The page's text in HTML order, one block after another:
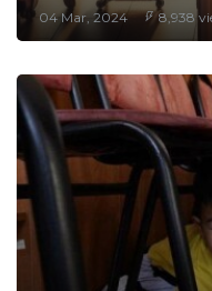
04 Mar, 2024 8,938